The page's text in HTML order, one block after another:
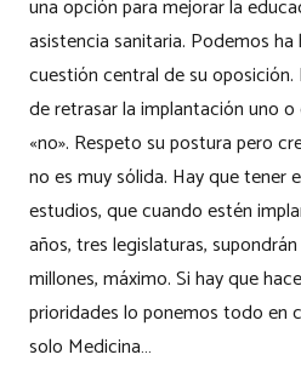
una opción para mejorar la
asistencia sanitaria. Podemos
cuestión central de su
de retrasar la implantación uno
«no». Respeto su postura pero
no es muy sólida. Hay que tener
estudios, que cuando estén
años, tres legislaturas,
millones, máximo. Si hay que
prioridades lo ponemos todo en
solo Medicina…